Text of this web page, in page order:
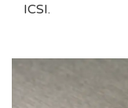
ICSI.